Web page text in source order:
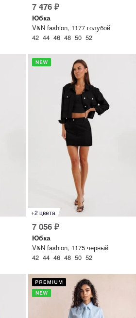
7 476 ₽
Юбка
V&N fashion, 1177 голубой
42 44 46 48 50 52
+2 цвета
7 056 ₽
Юбка
V&N fashion, 1175 черный
42 44 46 48 50 52